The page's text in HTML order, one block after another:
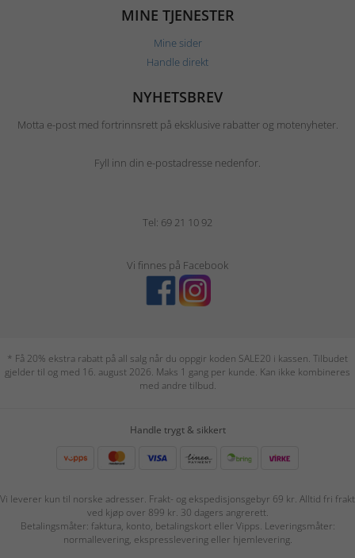
MINE TJENESTER
Mine sider
Handle direkt
NYHETSBREV
Motta e-post med fortrinnsrett på eksklusive rabatter og motenyheter.
Fyll inn din e-postadresse nedenfor.
Tel: 69 21 10 92
Vi finnes på Facebook
* Få 20% ekstra rabatt på all salg når du oppgir koden SALE20 i kassen. Tilbudet
gjelder til og med 16. august 2026. Maks 1 gang per kunde. Kan ikke kombineres
med andre tilbud.
Handle trygt & sikkert
Vi leverer kun til norske adresser. Frakt- og ekspedisjonsgebyr 69 kr. Alltid fri frakt
ved kjøp over 899 kr. 30 dagers angrerett.
Betalingsmåter: faktura, konto, betalingskort eller Vipps. Leveringsmåter:
normallevering, ekspresslevering eller hjemlevering.